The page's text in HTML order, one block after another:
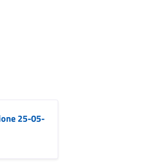
25-05-